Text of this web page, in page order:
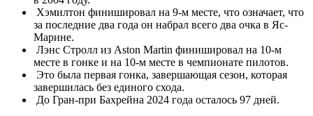
Хэмилтон финишировал на 9-м месте, что означает, что
за последние два года он набрал всего два очка в Яс-
Марине.
Лэнс Стролл из Aston Martin финишировал на 10-м
месте в гонке и на 10-м месте в чемпионате пилотов.
Это была первая гонка, завершающая сезон, которая
завершилась без единого схода.
До Гран-при Бахрейна 2024 года осталось 97 дней.